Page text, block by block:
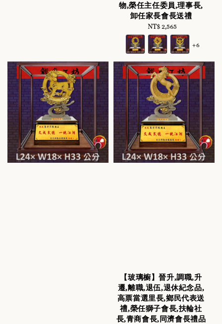
物,榮任主任委員,理事長,
卸任家長會長送禮
Regular
price
NT$ 2,565
+6
【玻璃櫥】晉升,調職,升
遷,離職,退伍,退休紀念品,
高票當選里長,鄉民代表送
禮,榮任獅子會長,扶輪社
長,青商會長,同濟會長禮品